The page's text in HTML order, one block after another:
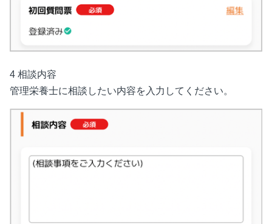
4 相談内容
管理栄養士に相談したい内容を入力してください。